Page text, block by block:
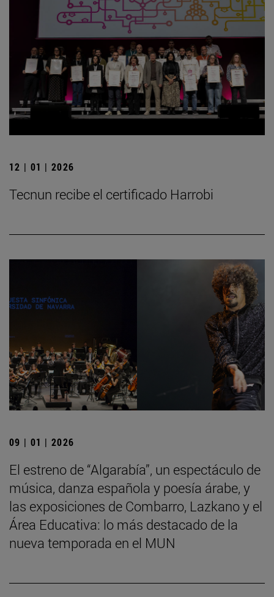
12 | 01 | 2026
Tecnun recibe el certificado Harrobi
09 | 01 | 2026
El estreno de “Algarabía”, un espectáculo de
música, danza española y poesía árabe, y
las exposiciones de Combarro, Lazkano y el
Área Educativa: lo más destacado de la
nueva temporada en el MUN